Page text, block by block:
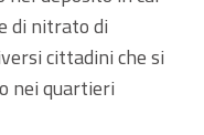
di nitrato di
cittadini che si
nei quartieri